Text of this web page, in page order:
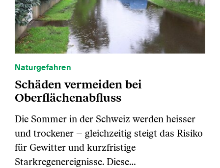
Naturgefahren
Schäden vermeiden bei
Oberflächenabfluss
Die Sommer in der Schweiz werden heisser
und trockener – gleichzeitig steigt das Risiko
für Gewitter und kurzfristige
Starkregenereignisse. Diese…